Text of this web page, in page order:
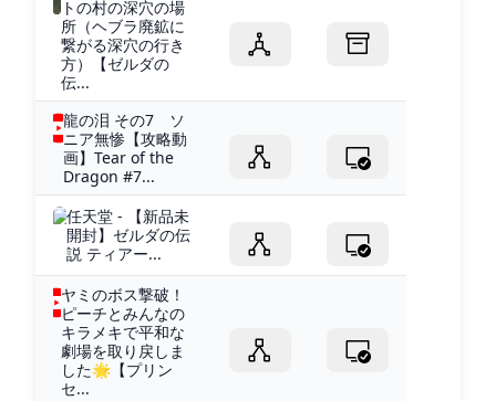
トの村の深穴の場
所（ヘブラ廃鉱に
繋がる深穴の行き
方）【ゼルダの
伝...
龍の泪 その7 ソ
ニア無惨【攻略動
画】Tear of the
Dragon #7...
任天堂 - 【新品未
開封】ゼルダの伝
説 ティアー...
ヤミのボス撃破！
ピーチとみんなの
キラメキで平和な
劇場を取り戻しま
した🌟【プリン
セ...